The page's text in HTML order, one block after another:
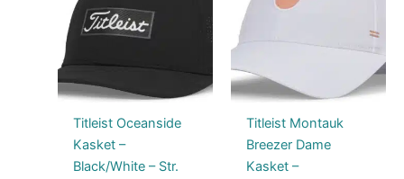
Titleist Oceanside
Kasket –
Black/White – Str.
Titleist Montauk
Breezer Dame
Kasket –